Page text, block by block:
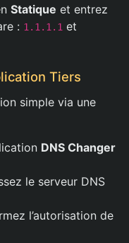
Statique et entrez
: 1.1.1.1 et
Tiers
simple via une
DNS Changer
le serveur DNS
l’autorisation de